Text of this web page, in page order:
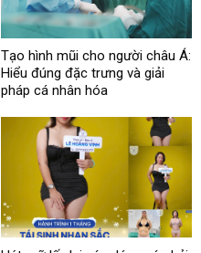
Tạo hình mũi cho người châu Á:
Hiểu đúng đặc trưng và giải
pháp cá nhân hóa